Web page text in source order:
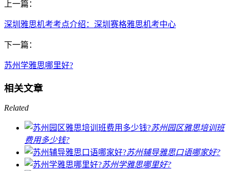
上一篇：
深圳雅思机考考点介绍：深圳赛格雅思机考中心
下一篇：
苏州学雅思哪里好?
相关文章
Related
苏州园区雅思培训班
费用多少钱?
苏州辅导雅思口语哪家好?
苏州学雅思哪里好?